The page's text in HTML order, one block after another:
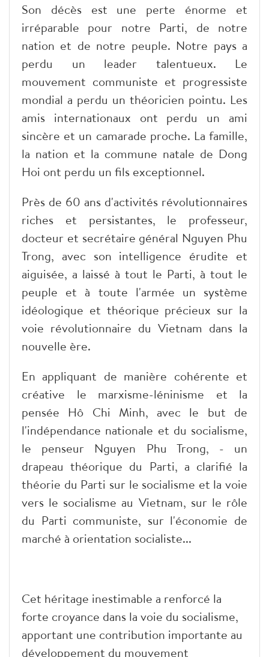
Son décès est une perte énorme et
irréparable pour notre Parti, de notre
nation et de notre peuple. Notre pays a
perdu un leader talentueux. Le
mouvement communiste et progressiste
mondial a perdu un théoricien pointu. Les
amis internationaux ont perdu un ami
sincère et un camarade proche. La famille,
la nation et la commune natale de Dong
Hoi ont perdu un fils exceptionnel.
Près de 60 ans d'activités révolutionnaires
riches et persistantes, le professeur,
docteur et secrétaire général Nguyen Phu
Trong, avec son intelligence érudite et
aiguisée, a laissé à tout le Parti, à tout le
peuple et à toute l'armée un système
idéologique et théorique précieux sur la
voie révolutionnaire du Vietnam dans la
nouvelle ère.
En appliquant de manière cohérente et
créative le marxisme-léninisme et la
pensée Hô Chi Minh, avec le but de
l'indépendance nationale et du socialisme,
le penseur Nguyen Phu Trong, - un
drapeau théorique du Parti, a clarifié la
théorie du Parti sur le socialisme et la voie
vers le socialisme au Vietnam, sur le rôle
du Parti communiste, sur l'économie de
marché à orientation socialiste...
Cet héritage inestimable a renforcé la
forte croyance dans la voie du socialisme,
apportant une contribution importante au
développement du mouvement